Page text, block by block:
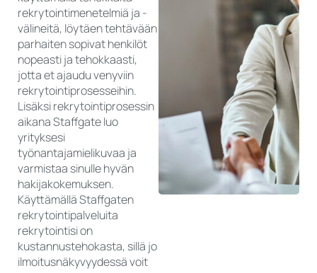
rekrytointimenetelmiä ja -
välineitä, löytäen tehtävään
parhaiten sopivat henkilöt
nopeasti ja tehokkaasti,
jotta et ajaudu venyviin
rekrytointiprosesseihin.
Lisäksi rekrytointiprosessin
aikana Staffgate luo
yrityksesi
työnantajamielikuvaa ja
varmistaa sinulle hyvän
hakijakokemuksen.
Käyttämällä Staffgaten
rekrytointipalveluita
rekrytointisi on
kustannustehokasta, sillä jo
ilmoitusnäkyvyydessä voit